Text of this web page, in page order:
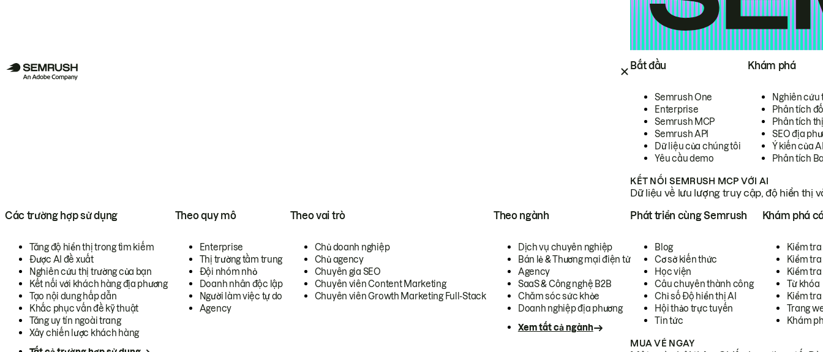
Bắt đầu
Semrush One
Enterprise
Semrush MCP
Semrush API
Dữ liệu của chúng tôi
Yêu cầu demo
Khám phá
Nghiên cứu
Phân tích
Phân tích
SEO địa
Ý kiến của
Phân tích
KẾT NỐI SEMRUSH MCP VỚI AI
Dữ liệu về lưu lượng truy cập, độ hiển thị
Các trường hợp sử dụng
Tăng độ hiển thị trong tìm kiếm
Được AI đề xuất
Nghiên cứu thị trường của bạn
Kết nối với khách hàng địa phương
Tạo nội dung hấp dẫn
Khắc phục vấn đề kỹ thuật
Tăng uy tín ngoài trang
Xây chiến lược khách hàng
Theo quy mô
Enterprise
Thị trường tầm trung
Đội nhóm nhỏ
Doanh nhân độc lập
Người làm việc tự do
Agency
Theo vai trò
Chủ doanh nghiệp
Chủ agency
Chuyên gia SEO
Chuyên viên Content Marketing
Chuyên viên Growth Marketing Full-Stack
Theo ngành
Dịch vụ chuyên nghiệp
Bán lẻ & Thương mại điện tử
Agency
SaaS & Công nghệ B2B
Chăm sóc sức khỏe
Doanh nghiệp địa phương
Xem tất cả ngành
Phát triển cùng Semrush
Blog
Cơ sở kiến thức
Học viện
Câu chuyên thành công
Chỉ số Độ hiển thị AI
Hội thảo trực tuyến
Tin tức
Khám phá
Kiểm
Kiểm tra
Kiểm
Từ khóa
Kiểm
Trang
Khám
MUA VÉ NGAY